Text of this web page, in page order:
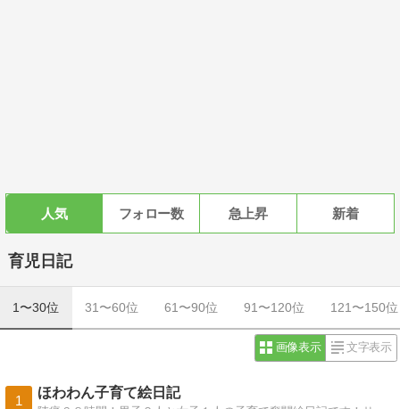
人気 フォロー数 急上昇 新着
育児日記
1〜30位 31〜60位 61〜90位 91〜120位 121〜150位
画像表示 文字表示
1
ほわわん子育て絵日記